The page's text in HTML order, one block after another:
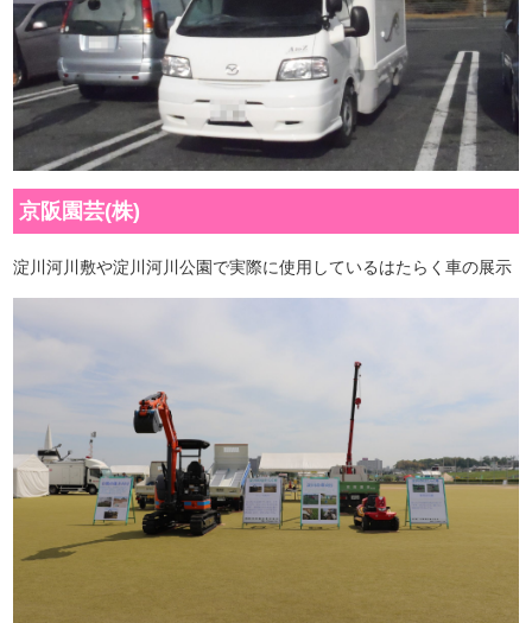
京阪園芸(株)
淀川河川敷や淀川河川公園で実際に使用しているはたらく車の展示